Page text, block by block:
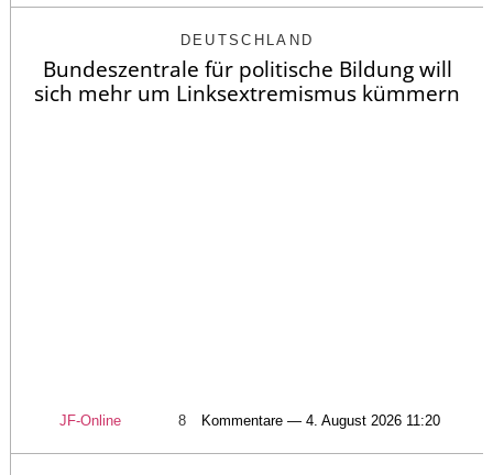
DEUTSCHLAND
Bundeszentrale für politische Bildung will
sich mehr um Linksextremismus kümmern
JF-Online 8 Kommentare — 4. August 2026 11:20